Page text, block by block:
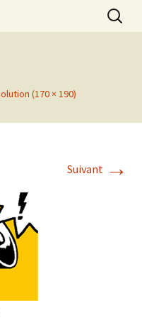
de
le
(170 × 190)
Suivant →